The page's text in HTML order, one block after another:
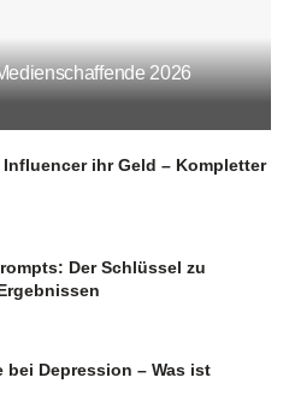
2026
ihr Geld – Kompletter
Der Schlüssel zu
bei Depression – Was ist